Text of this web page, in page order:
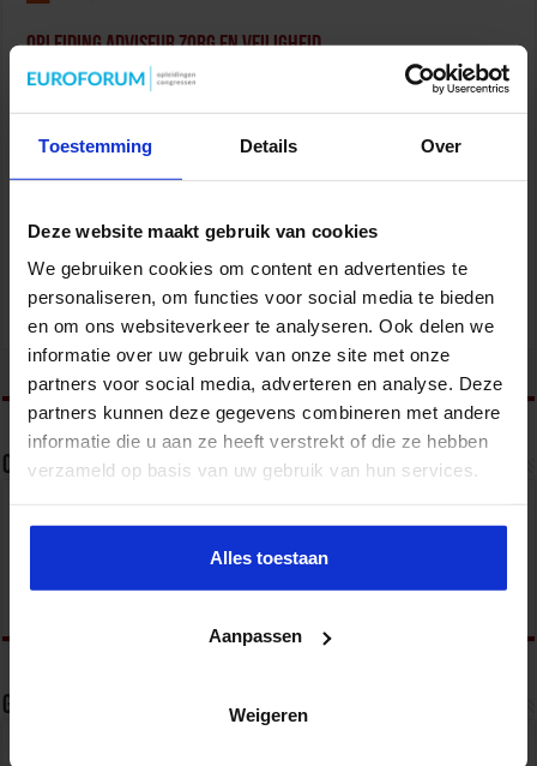
Toestemming Details Over
Deze website maakt gebruik van cookies
We gebruiken cookies om content en advertenties te
personaliseren, om functies voor social media te bieden
en om ons websiteverkeer te analyseren. Ook delen we
informatie over uw gebruik van onze site met onze
partners voor social media, adverteren en analyse. Deze
partners kunnen deze gegevens combineren met andere
informatie die u aan ze heeft verstrekt of die ze hebben
verzameld op basis van uw gebruik van hun services.
Alles toestaan
Aanpassen
Weigeren
Opleiding Adviseur zorg en veiligheid
Veiligheid
Gebouwbeheer en veiligheid
Veiligheid
tweet
Over Frank van Summeren
Gerelateerde Artikelen